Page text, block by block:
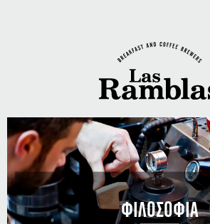
ΦΙΛΟΣΟΦΙΑ